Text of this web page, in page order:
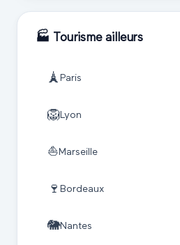
🏭 Tourismeailleurs
🗼 Paris
🦁Lyon
⛵ Marseille
🍷 Bordeaux
🐘Nantes